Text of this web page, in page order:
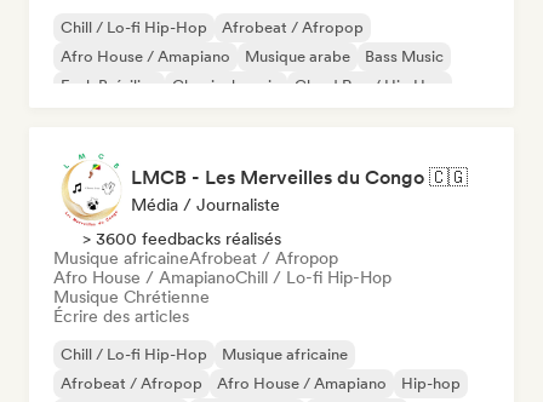
Chill / Lo-fi Hip-Hop
Afrobeat / Afropop
Afro House / Amapiano
Musique arabe
Bass Music
Funk Brésilien
Classical music Cloud Rap / Hip Hop
LMCB - Les Merveilles du Congo 🇨🇬
Média / Journaliste
> 3600 feedbacks réalisés
Musique africaineAfrobeat / Afropop
Afro House / AmapianoChill / Lo-fi Hip-Hop
Musique Chrétienne
Écrire des articles
Chill / Lo-fi Hip-Hop
Musique africaine
Afrobeat / Afropop
Afro House / Amapiano
Hip-hop